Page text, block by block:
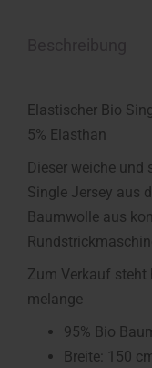
Elastischer Bio
5% Elasthan
Dieser weiche und
Single Jersey aus
Baumwolle aus
Zum Verkauf steht
melange
95% Bio
Breite: 150